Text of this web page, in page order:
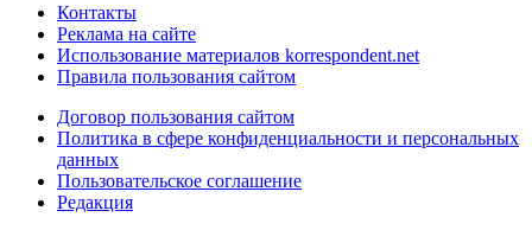
Контакты
Реклама на сайте
Использование материалов korrespondent.net
Правила пользования сайтом
Договор пользования сайтом
Политика в сфере конфиденциальности и персональных
данных
Пользовательское соглашение
Редакция